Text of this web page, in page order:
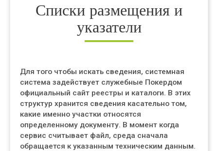
Списки размещения и
указатели
Для того чтобы искать сведения, системная
система задействует служебные Покердом
официальный сайт реестры и каталоги. В этих
структур хранится сведения касательно том,
какие именно участки относятся
определенному документу. В момент когда
сервис считывает файл, среда сначала
обращается к указанным техническим данным.